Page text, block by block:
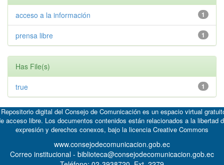
1
acceso a la información
1
prensa libre
Has File(s)
1
true
digital del Consejo de Comunicación es un espacio virtual
acceso libre. Los documentos contenidos están relacionados a la libertad
expresión y derechos conexos, bajo la licencia Creative Commons
www.consejodecomunicacion.gob.ec
Correo institucional - biblioteca@consejodecomunicacion.gob.ec